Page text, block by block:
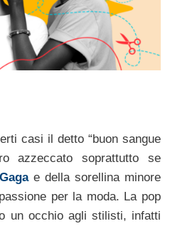
casi il detto “buon sangue
azzeccato soprattutto se
e della sorellina minore
per la moda. La pop
un occhio agli stilisti, infatti